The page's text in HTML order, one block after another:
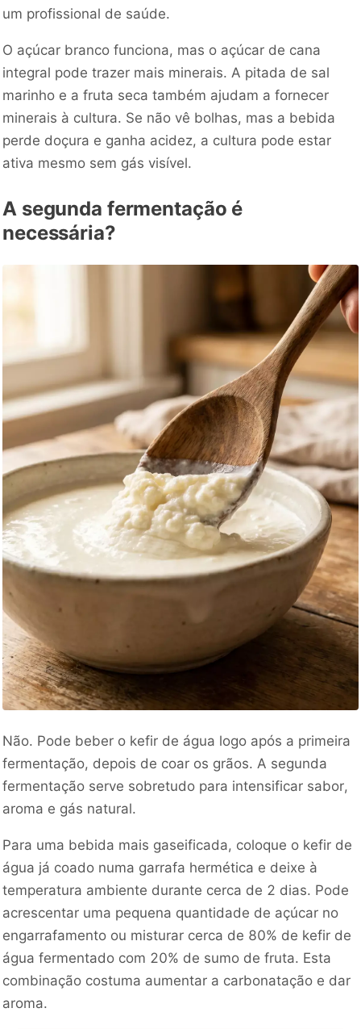
um profissional de saúde.
O açúcar branco funciona, mas o açúcar de cana
integral pode trazer mais minerais. A pitada de sal
marinho e a fruta seca também ajudam a fornecer
minerais à cultura. Se não vê bolhas, mas a bebida
perde doçura e ganha acidez, a cultura pode estar
ativa mesmo sem gás visível.
A segunda fermentação é
necessária?
Não. Pode beber o kefir de água logo após a primeira
fermentação, depois de coar os grãos. A segunda
fermentação serve sobretudo para intensificar sabor,
aroma e gás natural.
Para uma bebida mais gaseificada, coloque o kefir de
água já coado numa garrafa hermética e deixe à
temperatura ambiente durante cerca de 2 dias. Pode
acrescentar uma pequena quantidade de açúcar no
engarrafamento ou misturar cerca de 80% de kefir de
água fermentado com 20% de sumo de fruta. Esta
combinação costuma aumentar a carbonatação e dar
aroma.